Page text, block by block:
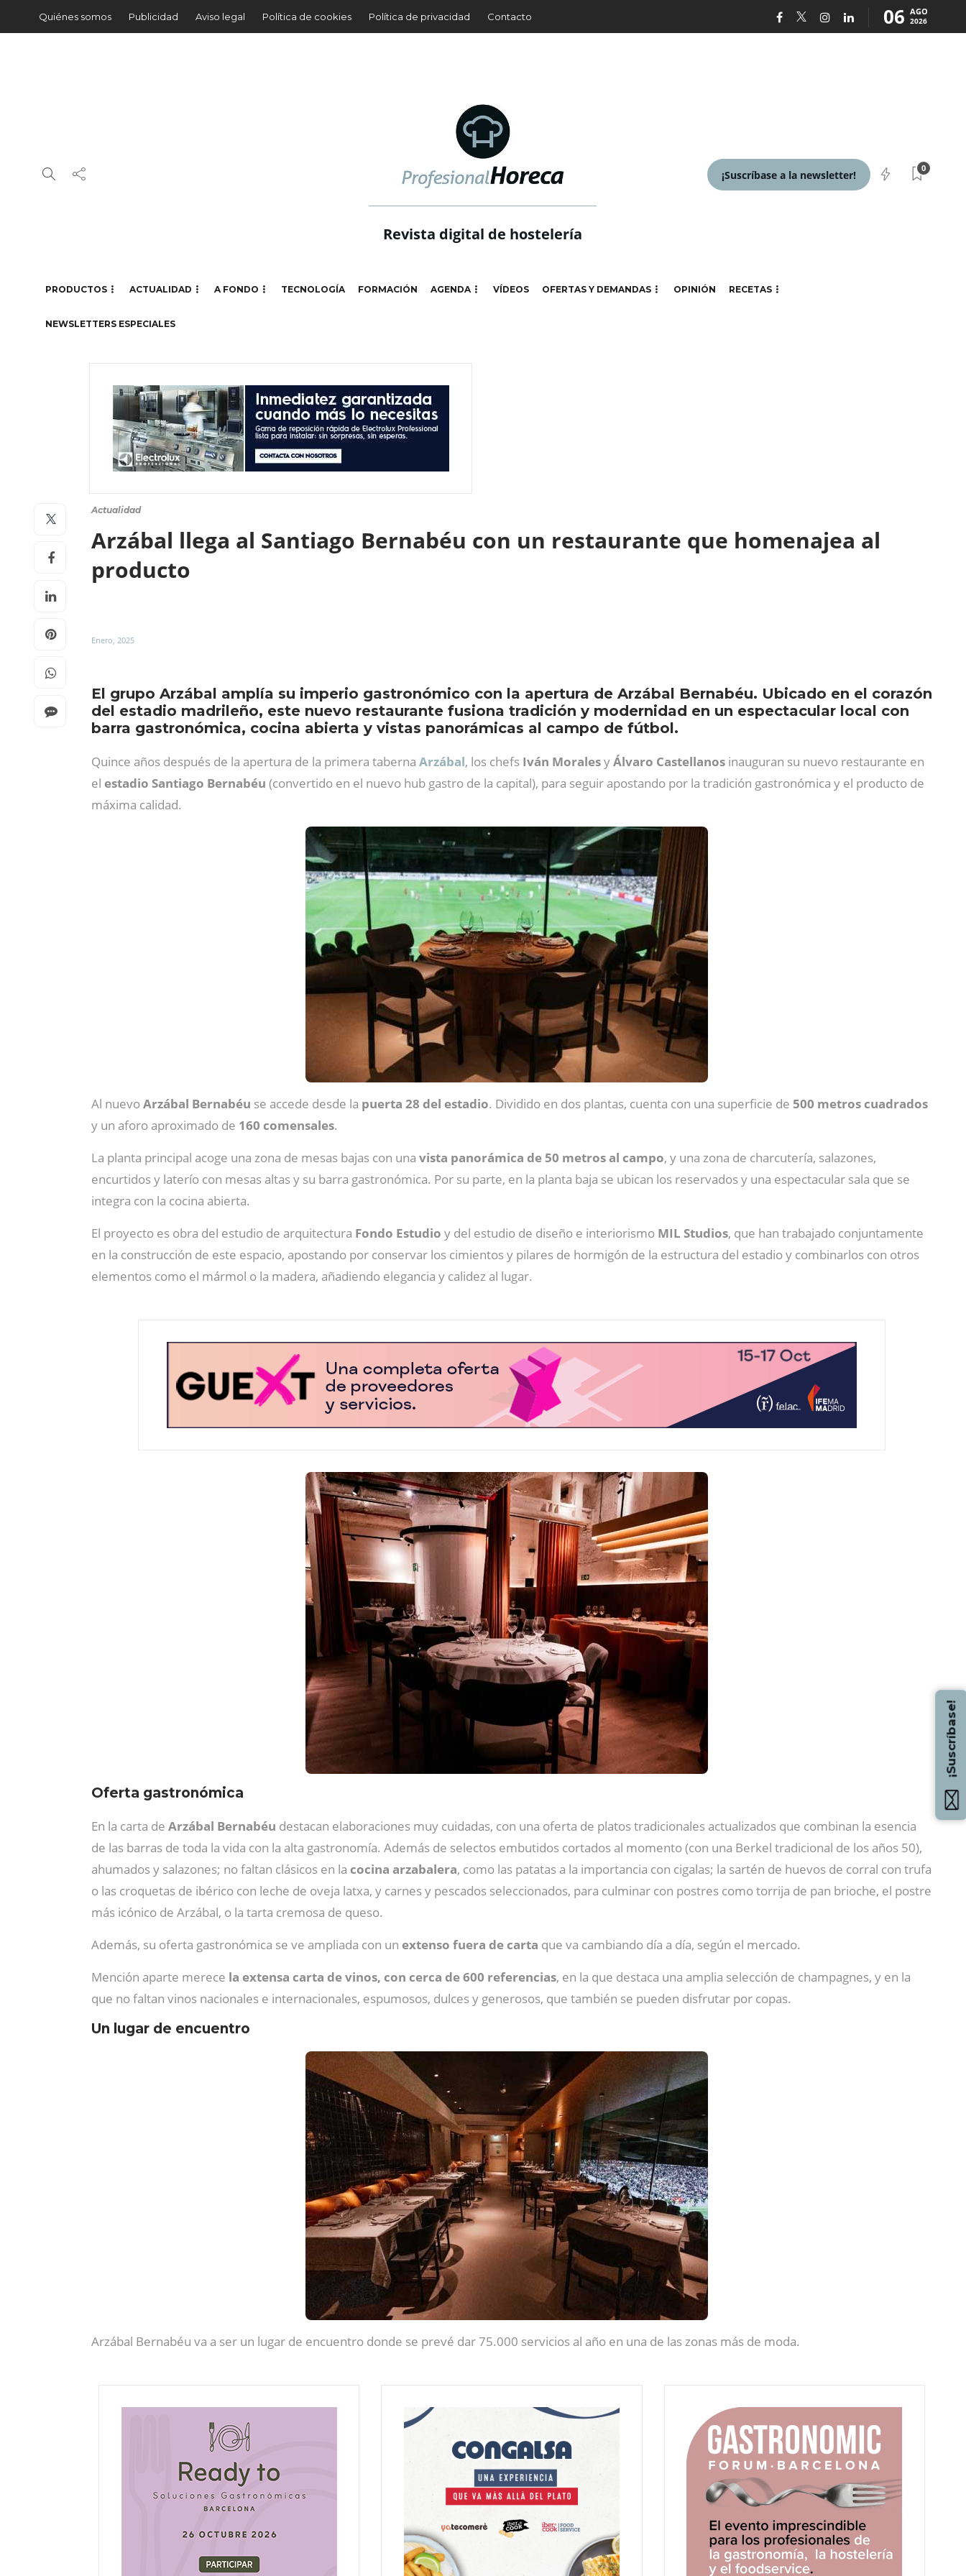
Quiénes somos Publicidad Aviso legal Política de cookies Política de privacidad Contacto 06 AGO
2026
Revista digital de hostelería
¡Suscríbase a la newsletter!
0
PRODUCTOS ACTUALIDAD A FONDO TECNOLOGÍA FORMACIÓN AGENDA VÍDEOS OFERTAS Y DEMANDAS OPINIÓN RECETAS
NEWSLETTERS ESPECIALES
Actualidad
Arzábal llega al Santiago Bernabéu con un restaurante que homenajea al
producto
Enero, 2025
El grupo Arzábal amplía su imperio gastronómico con la apertura de Arzábal Bernabéu. Ubicado en el corazón
del estadio madrileño, este nuevo restaurante fusiona tradición y modernidad en un espectacular local con
barra gastronómica, cocina abierta y vistas panorámicas al campo de fútbol.
Quince años después de la apertura de la primera taberna Arzábal, los chefs Iván MoralesyÁlvaro Castellanos inauguran su nuevo restaurante en
el estadio Santiago Bernabéu (convertido en el nuevo hub gastro de la capital), para seguir apostando por la tradición gastronómica y el producto de
máxima calidad.
Al nuevoArzábal Bernabéu se accede desde la puerta 28 del estadio. Dividido en dos plantas, cuenta con una superficie de 500 metros cuadrados
y un aforo aproximado de 160 comensales.
La planta principal acoge una zona de mesas bajas con una vista panorámica de 50 metros al campo, y una zona de charcutería, salazones,
encurtidos y laterío con mesas altas y su barra gastronómica. Por su parte, en la planta baja se ubican los reservados y una espectacular sala que se
integra con la cocina abierta.
El proyecto es obra del estudio de arquitectura Fondo Estudio y del estudio de diseño e interiorismo MIL Studios, que han trabajado conjuntamente
en la construcción de este espacio, apostando por conservar los cimientos y pilares de hormigón de la estructura del estadio y combinarlos con otros
elementos como el mármol o la madera, añadiendo elegancia y calidez al lugar.
Oferta gastronómica
En la carta de Arzábal Bernabéu destacan elaboraciones muy cuidadas, con una oferta de platos tradicionales actualizados que combinan la esencia
de las barras de toda la vida con la alta gastronomía. Además de selectos embutidos cortados al momento (con una Berkel tradicional de los años 50),
ahumados y salazones; no faltan clásicos en la cocina arzabalera, como las patatas a la importancia con cigalas; la sartén de huevos de corral con trufa
o las croquetas de ibérico con leche de oveja latxa, y carnes y pescados seleccionados, para culminar con postres como torrija de pan brioche, el postre
más icónico de Arzábal, o la tarta cremosa de queso.
Además, su oferta gastronómica se ve ampliada con un extenso fuera de carta que va cambiando día a día, según el mercado.
Mención aparte merece la extensa carta de vinos, con cerca de 600 referencias, en la que destaca una amplia selección de champagnes, y en la
que no faltan vinos nacionales e internacionales, espumosos, dulces y generosos, que también se pueden disfrutar por copas.
Un lugar de encuentro
Arzábal Bernabéu va a ser un lugar de encuentro donde se prevé dar 75.000 servicios al año en una de las zonas más de moda.
¡Suscríbase!